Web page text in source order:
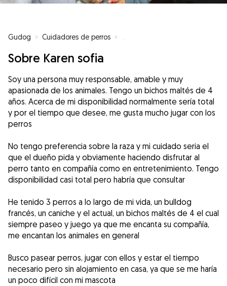
Gudog » Cuidadores de perros »
Sobre Karen sofia
Soy una persona muy responsable, amable y muy
apasionada de los animales. Tengo un bichos maltés de 4
años. Acerca de mi disponibilidad normalmente sería total
y por el tiempo que desee, me gusta mucho jugar con los
perros
No tengo preferencia sobre la raza y mi cuidado seria el
que el dueño pida y obviamente haciendo disfrutar al
perro tanto en compañía como en entretenimiento. Tengo
disponibilidad casi total pero habría que consultar
He tenido 3 perros a lo largo de mi vida, un bulldog
francés, un caniche y el actual, un bichos maltés de 4 el cual
siempre paseo y juego ya que me encanta su compañía,
me encantan los animales en general
Busco pasear perros, jugar con ellos y estar el tiempo
necesario pero sin alojamiento en casa, ya que se me haría
un poco difícil con mi mascota